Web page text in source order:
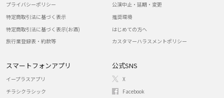
プライバシーポリシー
特定商取引法に基づく表示
特定商取引法に基づく表示(お酒)
旅行業登録表・約款等
公演中止・延期・変更
推奨環境
はじめての方へ
カスタマーハラスメントポリシー
スマートフォンアプリ
イープラスアプリ
チラシクラシック
公式SNS
X
Facebook